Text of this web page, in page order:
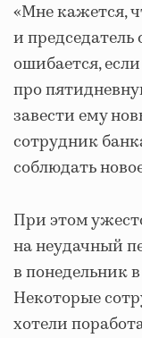
«Мне кажется,
и председатель
ошибается,
про
завести ему
сотрудник
соблюдать
При этом
на неудачный
в понедельник
Некоторые
хотели